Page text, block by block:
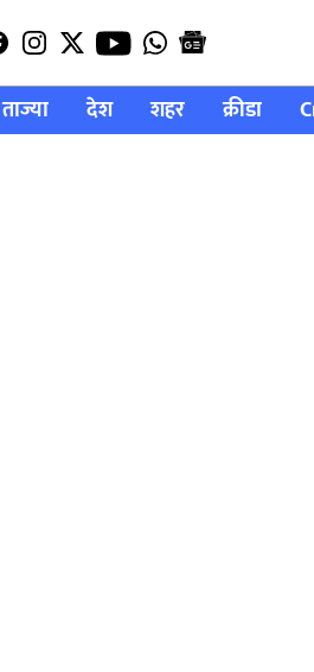
ताज्या देश शहर क्रीडा